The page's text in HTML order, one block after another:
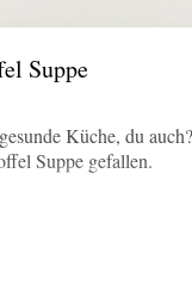
Suppe
Küche, du
Suppe gefallen.